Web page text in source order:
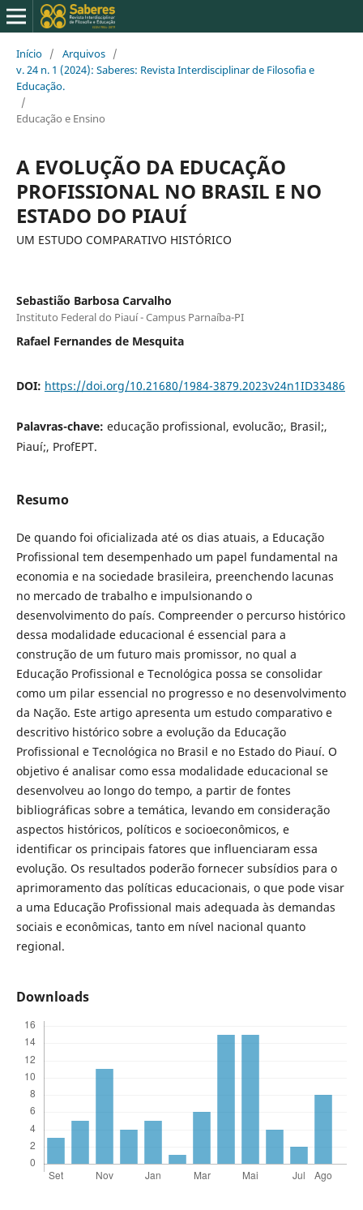
Início / Arquivos /
v. 24 n. 1 (2024): Saberes: Revista Interdisciplinar de Filosofia e
Educação.
/
Educação e Ensino
A EVOLUÇÃO DA EDUCAÇÃO
PROFISSIONAL NO BRASIL E NO
ESTADO DO PIAUÍ
UM ESTUDO COMPARATIVO HISTÓRICO
Sebastião Barbosa Carvalho
Instituto Federal do Piauí - Campus Parnaíba-PI
Rafael Fernandes de Mesquita
DOI: https://doi.org/10.21680/1984-3879.2023v24n1ID33486
Palavras-chave: educação profissional, evolucão;, Brasil;,
Piauí;, ProfEPT.
Resumo
De quando foi oficializada até os dias atuais, a Educação
Profissional tem desempenhado um papel fundamental na
economia e na sociedade brasileira, preenchendo lacunas
no mercado de trabalho e impulsionando o
desenvolvimento do país. Compreender o percurso histórico
dessa modalidade educacional é essencial para a
construção de um futuro mais promissor, no qual a
Educação Profissional e Tecnológica possa se consolidar
como um pilar essencial no progresso e no desenvolvimento
da Nação. Este artigo apresenta um estudo comparativo e
descritivo histórico sobre a evolução da Educação
Profissional e Tecnológica no Brasil e no Estado do Piauí. O
objetivo é analisar como essa modalidade educacional se
desenvolveu ao longo do tempo, a partir de fontes
bibliográficas sobre a temática, levando em consideração
aspectos históricos, políticos e socioeconômicos, e
identificar os principais fatores que influenciaram essa
evolução. Os resultados poderão fornecer subsídios para o
aprimoramento das políticas educacionais, o que pode visar
a uma Educação Profissional mais adequada às demandas
sociais e econômicas, tanto em nível nacional quanto
regional.
Downloads